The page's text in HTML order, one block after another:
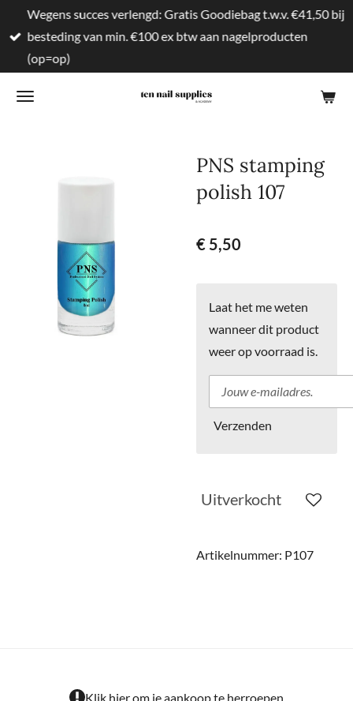
direct
naar
hoofdinhoud
Wegens succes verlengd: Gratis Goodiebag t.w.v. €41,50 bij
besteding van min. €100 ex btw aan nagelproducten
(op=op)
PNS stamping
polish 107
€ 5,50
Laat het me weten
wanneer dit product
weer op voorraad is.
Verzenden
Uitverkocht
Artikelnummer: P107
Klik hier om je aankoop te herroepen